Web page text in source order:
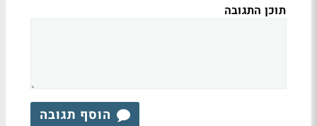
תוכן התגובה
הוסף תגובה